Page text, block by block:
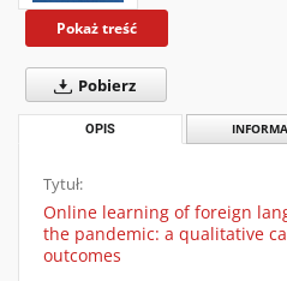
Pokaż treść
Pobierz
OPIS
Tytuł:
Online learning of foreign
the pandemic: a qualitative
outcomes